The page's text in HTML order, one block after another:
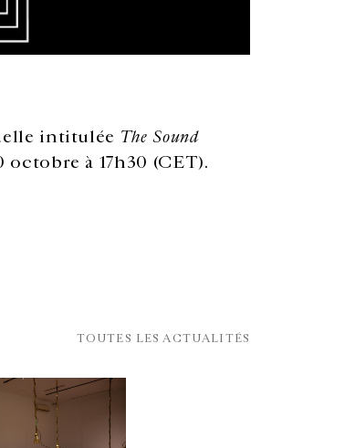
intitulée The Sound
à 17h30 (CET).
TOUTES LES ACTUALITÉS